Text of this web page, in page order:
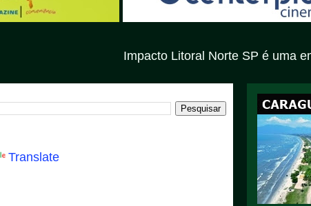
Impacto Litoral Norte SP é uma empresa
Translate